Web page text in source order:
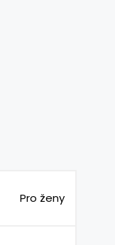
Pro ženy